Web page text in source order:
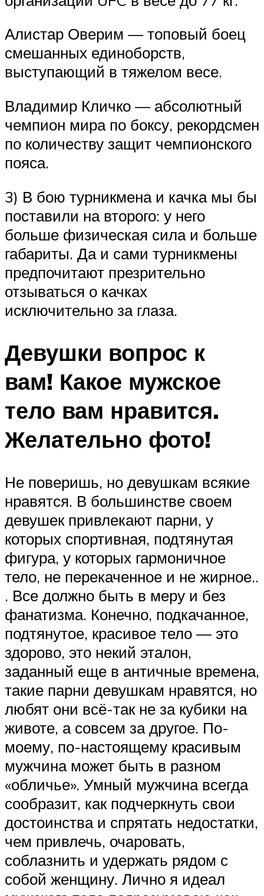
Алистар Оверим — топовый боец
смешанных единоборств,
выступающий в тяжелом весе.
Владимир Кличко — абсолютный
чемпион мира по боксу, рекордсмен
по количеству защит чемпионского
пояса.
3) В бою турникмена и качка мы бы
поставили на второго: у него
больше физическая сила и больше
габариты. Да и сами турникмены
предпочитают презрительно
отзываться о качках
исключительно за глаза.
Девушки вопрос к
вам! Какое мужское
тело вам нравится.
Желательно фото!
Не поверишь, но девушкам всякие
нравятся. В большинстве своем
девушек привлекают парни, у
которых спортивная, подтянутая
фигура, у которых гармоничное
тело, не перекаченное и не жирное..
. Все должно быть в меру и без
фанатизма. Конечно, подкачанное,
подтянутое, красивое тело — это
здорово, это некий эталон,
заданный еще в античные времена,
такие парни девушкам нравятся, но
любят они всё-так не за кубики на
животе, а совсем за другое. По-
моему, по-настоящему красивым
мужчина может быть в разном
«обличье». Умный мужчина всегда
сообразит, как подчеркнуть свои
достоинства и спрятать недостатки,
чем привлечь, очаровать,
соблазнить и удержать рядом с
собой женщину. Лично я идеал